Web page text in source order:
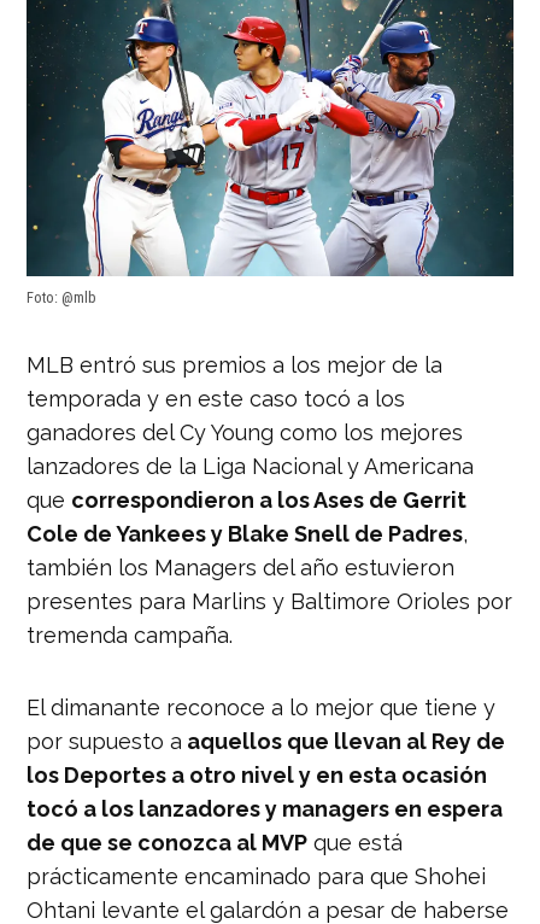
Foto: @mlb
MLB entró sus premios a los mejor de la
temporada y en este caso tocó a los
ganadores del Cy Young como los mejores
lanzadores de la Liga Nacional y Americana
que correspondieron a los Ases de Gerrit
Cole de Yankees y Blake Snell de Padres,
también los Managers del año estuvieron
presentes para Marlins y Baltimore Orioles por
tremenda campaña.
El dimanante reconoce a lo mejor que tiene y
por supuesto a aquellos que llevan al Rey de
los Deportes a otro nivel y en esta ocasión
tocó a los lanzadores y managers en espera
de que se conozca al MVP que está
prácticamente encaminado para que Shohei
Ohtani levante el galardón a pesar de haberse